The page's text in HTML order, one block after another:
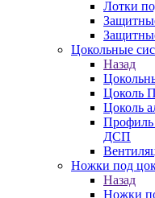
Лотки
Цокольные
Назад
Цоколь
Цоколь
Профиль
ДСП
Ножки под
Назад
Ножки